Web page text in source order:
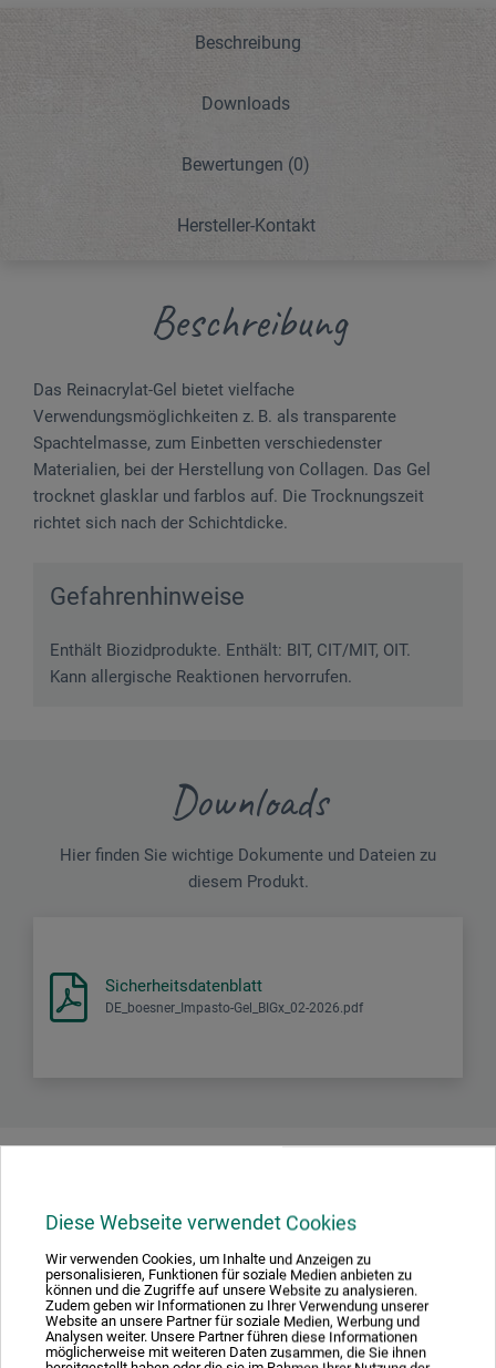
Diese Webseite verwendet Cookies
Wir verwenden Cookies, um Inhalte und Anzeigen zu
personalisieren, Funktionen für soziale Medien anbieten zu
können und die Zugriffe auf unsere Website zu analysieren.
Zudem geben wir Informationen zu Ihrer Verwendung unserer
Website an unsere Partner für soziale Medien, Werbung und
Analysen weiter. Unsere Partner führen diese Informationen
möglicherweise mit weiteren Daten zusammen, die Sie ihnen
Beschreibung
Downloads
Bewertungen (0)
Hersteller-Kontakt
Beschreibung
Das Reinacrylat-Gel bietet vielfache
Verwendungsmöglichkeiten z. B. als transparente
Spachtelmasse, zum Einbetten verschiedenster
Materialien, bei der Herstellung von Collagen. Das Gel
trocknet glasklar und farblos auf. Die Trocknungszeit
richtet sich nach der Schichtdicke.
Gefahrenhinweise
Enthält Biozidprodukte. Enthält: BIT, CIT/MIT, OIT.
Kann allergische Reaktionen hervorrufen.
Downloads
Hier finden Sie wichtige Dokumente und Dateien zu
diesem Produkt.
Sicherheitsdatenblatt
DE_boesner_Impasto-Gel_BIGx_02-2026.pdf
JETZT PRODUKT BEWERTEN